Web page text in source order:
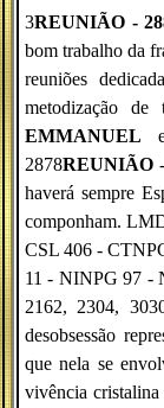
3REUNIÃO -
bom trabalho da
reuniões
metodização
EMMANUEL
2878REUNIÃO -
haverá sempre
componham.
CSL 406 -
11 - NINPG 97 -
2162, 2304,
desobsessão
que nela se
vivência